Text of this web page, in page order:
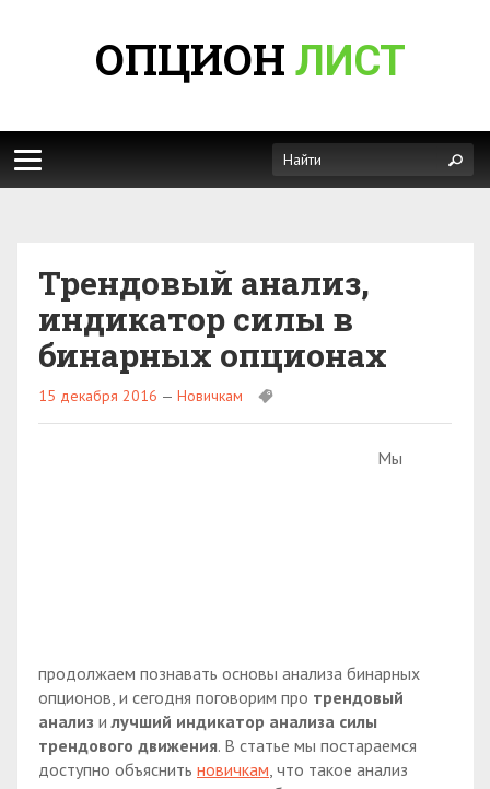
ОПЦИОН ЛИСТ
Трендовый анализ,
индикатор силы в
бинарных опционах
15 декабря 2016 — Новичкам
Мы
продолжаем познавать основы анализа бинарных
опционов, и сегодня поговорим про трендовый
анализ илучший индикатор анализа силы
трендового движения. В статье мы постараемся
доступно объяснить новичкам , что такое анализ